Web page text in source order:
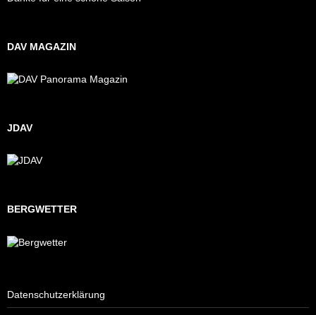
DAV MAGAZIN
JDAV
BERGWETTER
Datenschutzerklärung